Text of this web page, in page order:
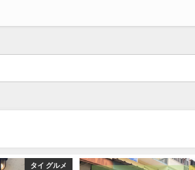
タイ グルメ